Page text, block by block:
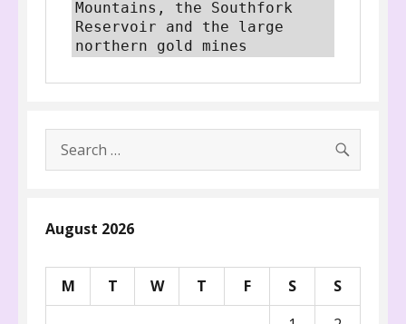
Mountains, the Southfork
Reservoir and the large
northern gold mines
Search
for:
August 2026
M T W T F S
S